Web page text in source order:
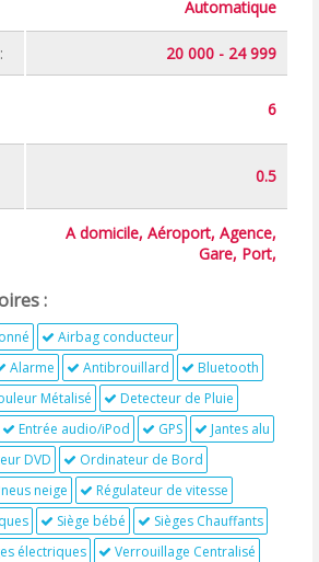
Automatique
20 000 - 24 999
6
0.5
A domicile, Aéroport, Agence,
Gare, Port,
:
Airbag conducteur
Alarme Antibrouillard
Bluetooth
Métalisé
Detecteur de Pluie
Entrée audio/iPod GPS
Jantes alu
DVD
Ordinateur de Bord
neige
Régulateur de vitesse
Siège bébé
Sièges Chauffants
électriques
Verrouillage Centralisé